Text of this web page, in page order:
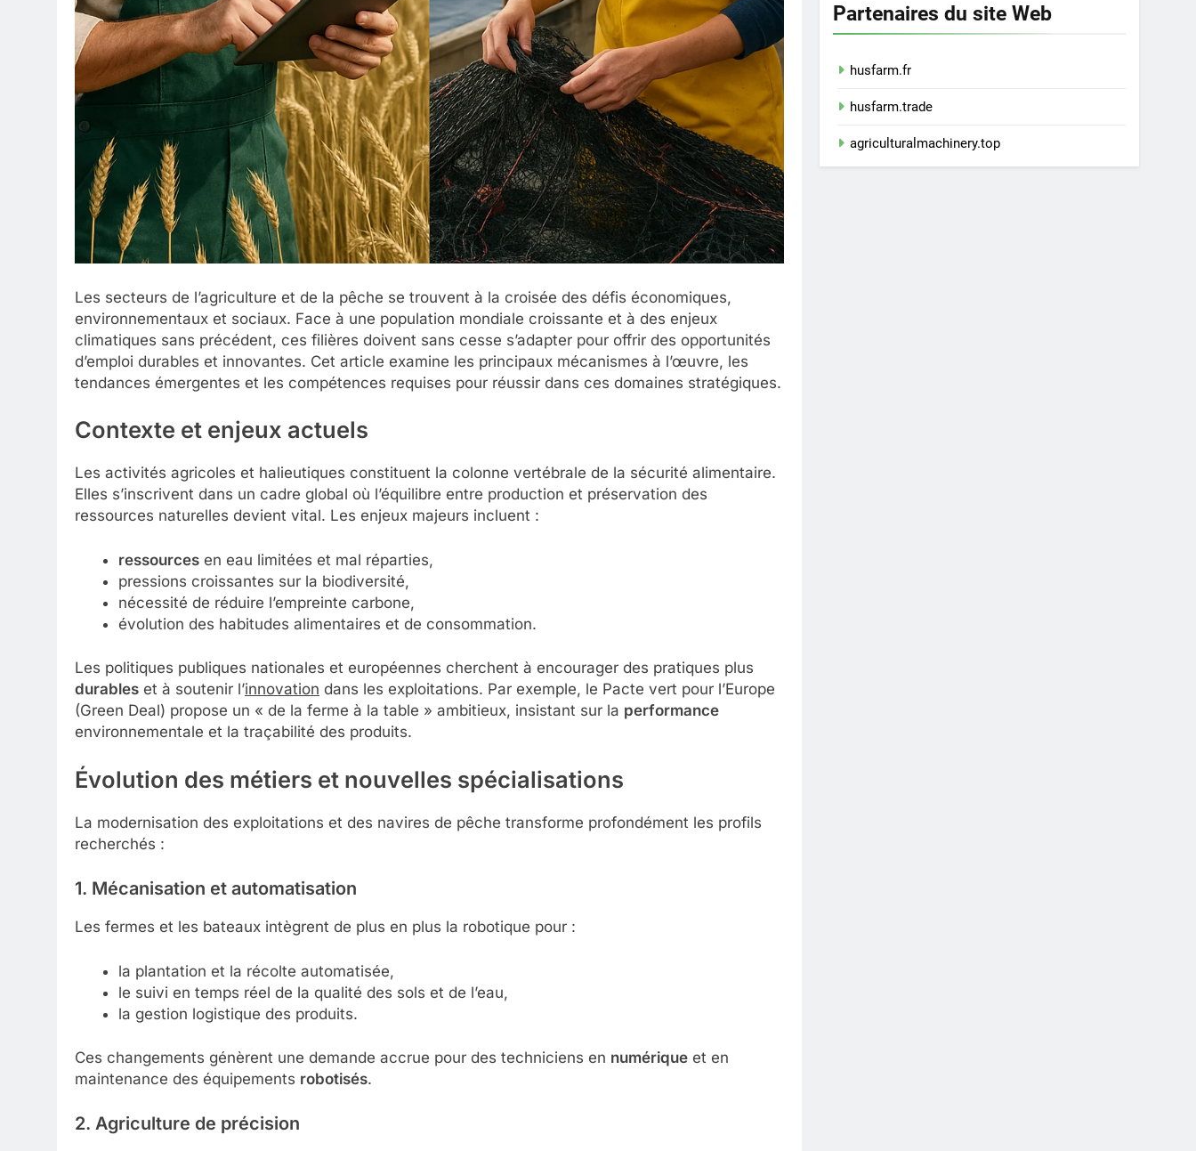
Les secteurs de l’agriculture et de la pêche se trouvent à la croisée des défis économiques,
environnementaux et sociaux. Face à une population mondiale croissante et à des enjeux
climatiques sans précédent, ces filières doivent sans cesse s’adapter pour offrir des opportunités
d’emploi durables et innovantes. Cet article examine les principaux mécanismes à l’œuvre, les
tendances émergentes et les compétences requises pour réussir dans ces domaines stratégiques.
Contexte et enjeux actuels
Les activités agricoles et halieutiques constituent la colonne vertébrale de la sécurité alimentaire.
Elles s’inscrivent dans un cadre global où l’équilibre entre production et préservation des
ressources naturelles devient vital. Les enjeux majeurs incluent :
ressourcesen eau limitées et mal réparties,
pressions croissantes sur la biodiversité,
nécessité de réduire l’empreinte carbone,
évolution des habitudes alimentaires et de consommation.
Les politiques publiques nationales et européennes cherchent à encourager des pratiques plus
durables et à soutenir l’innovation dans les exploitations. Par exemple, le Pacte vert pour l’Europe
(Green Deal) propose un « de la ferme à la table » ambitieux, insistant sur la performance
environnementale et la traçabilité des produits.
Évolution des métiers et nouvelles spécialisations
La modernisation des exploitations et des navires de pêche transforme profondément les profils
recherchés :
1. Mécanisation et automatisation
Les fermes et les bateaux intègrent de plus en plus la robotique pour :
la plantation et la récolte automatisée,
le suivi en temps réel de la qualité des sols et de l’eau,
la gestion logistique des produits.
Ces changements génèrent une demande accrue pour des techniciens en numérique et en
maintenance des équipements robotisés.
2. Agriculture de précision
Partenaires du site Web
husfarm.fr
husfarm.trade
agriculturalmachinery.top